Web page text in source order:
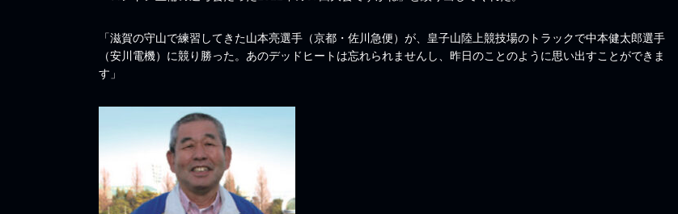
「滋賀の守山で練習してきた山本亮選手（京都・佐川急便）が、皇子山陸上競技場のトラックで中本健太郎選手
（安川電機）に競り勝った。あのデッドヒートは忘れられませんし、昨日のことのように思い出すことができま
す」